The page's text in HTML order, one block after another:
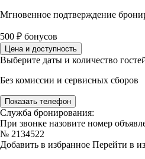
Мгновенное подтверждение
500 ₽ бонусов
Цена и доступность
Выберите даты и количество
Без комиссии и сервисных сборов
Показать телефон
Служба бронирования:
При звонке назовите номер
№ 2134522
Добавить в избранное Перейти в